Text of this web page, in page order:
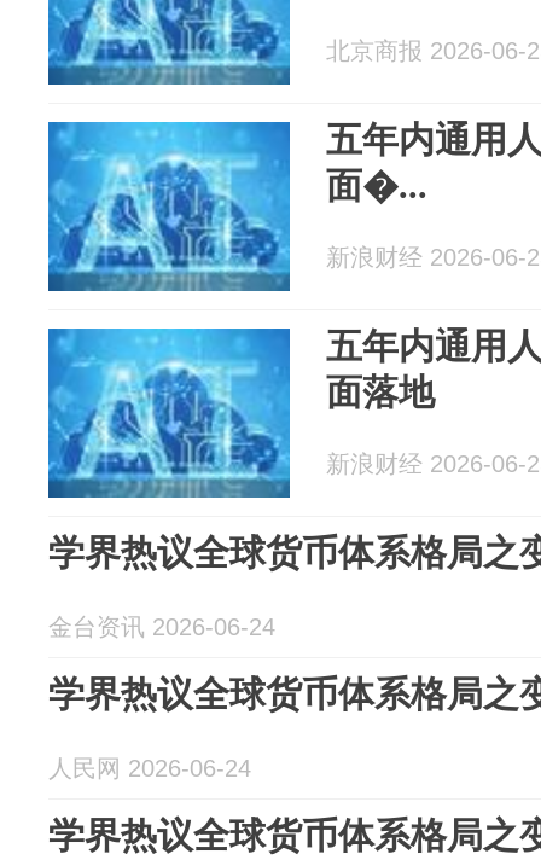
北京商报 2026-06-
五年内通用
面�...
新浪财经 2026-06-
五年内通用
面落地
新浪财经 2026-06-
学界热议全球货币体系格局之
金台资讯 2026-06-24
学界热议全球货币体系格局之
人民网 2026-06-24
学界热议全球货币体系格局之